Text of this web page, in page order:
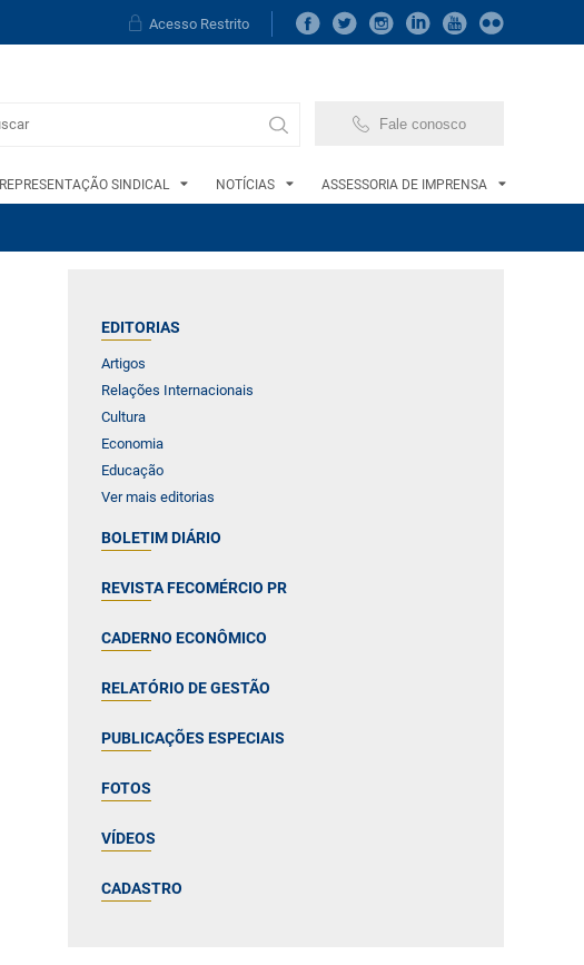
Acesso Restrito
Fale conosco
REPRESENTAÇÃO SINDICAL NOTÍCIAS ASSESSORIA DE IMPRENSA
EDITORIAS
Artigos
Relações Internacionais
Cultura
Economia
Educação
Ver mais editorias
BOLETIM DIÁRIO
REVISTA FECOMÉRCIO PR
CADERNO ECONÔMICO
RELATÓRIO DE GESTÃO
PUBLICAÇÕES ESPECIAIS
FOTOS
VÍDEOS
CADASTRO